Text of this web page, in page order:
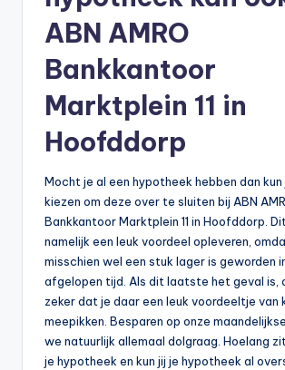
ABN AMRO
Bankkantoor
Marktplein 11 in
Hoofddorp
Mocht je al een hypotheek hebben dan
kiezen om deze over te sluiten bij ABN
Bankkantoor Marktplein 11 in Hoofddorp.
namelijk een leuk voordeel opleveren,
misschien wel een stuk lager is geworden
afgelopen tijd. Als dit laatste het geval is,
zeker dat je daar een leuk voordeeltje van
meepikken. Besparen op onze
we natuurlijk allemaal dolgraag. Hoelang
je hypotheek en kun jij je hypotheek al